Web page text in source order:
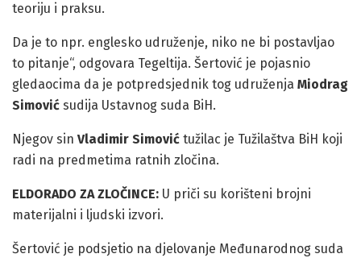
teoriju i praksu.
Da je to npr. englesko udruženje, niko ne bi postavljao
to pitanje“, odgovara Tegeltija. Šertović je pojasnio
gledaocima da je potpredsjednik tog udruženja Miodrag
Simović sudija Ustavnog suda BiH.
Njegov sin Vladimir Simović tužilac je Tužilaštva BiH koji
radi na predmetima ratnih zločina.
ELDORADO ZA ZLOČINCE: U priči su korišteni brojni
materijalni i ljudski izvori.
Šertović je podsjetio na djelovanje Međunarodnog suda